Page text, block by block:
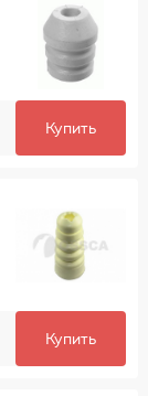
Купить
Купить